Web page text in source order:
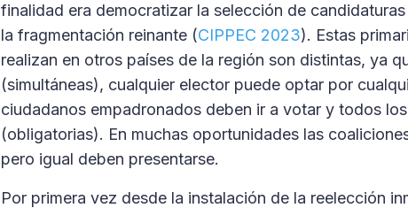
finalidad era democratizar la selección de
la fragmentación reinante (CIPPEC 2023). Estas
realizan en otros países de la región son distintas, ya
(simultáneas), cualquier elector puede optar por
ciudadanos empadronados deben ir a votar y todos
(obligatorias). En muchas oportunidades las
pero igual deben presentarse.
Por primera vez desde la instalación de la reelección